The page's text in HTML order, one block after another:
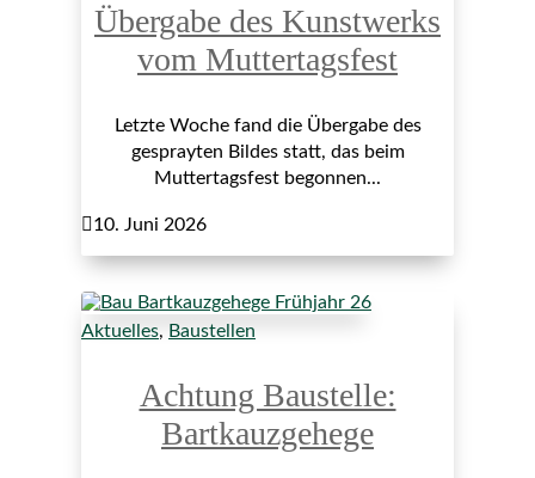
Übergabe des Kunstwerks
vom Muttertagsfest
Letzte Woche fand die Übergabe des
gesprayten Bildes statt, das beim
Muttertagsfest begonnen...
10. Juni 2026
Aktuelles, Baustellen
Achtung Baustelle:
Bartkauzgehege